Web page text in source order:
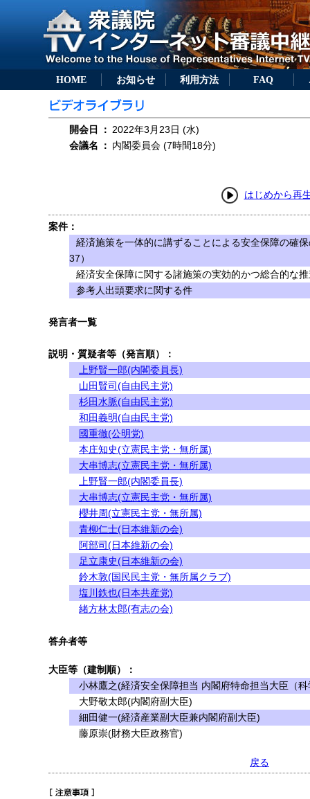
HOME お知らせ 利用方法 FAQ
開会日 ： 2022年3月23日 (水)
会議名
： 内閣委員会 (7時間18分)
はじめから再
案件：
経済施策を一体的に講ずることによる安全保障の確
37）
経済安全保障に関する諸施策の実効的かつ総合的な
参考人出頭要求に関する件
発言者一覧
説明・質疑者等（発言順）：
上野賢一郎(内閣委員長)
山田賢司(自由民主党)
杉田水脈(自由民主党)
和田義明(自由民主党)
國重徹(公明党)
本庄知史(立憲民主党・無所属)
大串博志(立憲民主党・無所属)
上野賢一郎(内閣委員長)
大串博志(立憲民主党・無所属)
櫻井周(立憲民主党・無所属)
青柳仁士(日本維新の会)
阿部司(日本維新の会)
足立康史(日本維新の会)
鈴木敦(国民民主党・無所属クラブ)
塩川鉄也(日本共産党)
緒方林太郎(有志の会)
答弁者等
大臣等（建制順）：
小林鷹之(経済安全保障担当 内閣府特命担当大臣（
大野敬太郎(内閣府副大臣)
細田健一(経済産業副大臣兼内閣府副大臣)
藤原崇(財務大臣政務官)
戻る